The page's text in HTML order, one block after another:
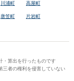
川浦町 高屋町
唐笠町 片岩町
・算出を行ったものです
三者の権利を侵害していない